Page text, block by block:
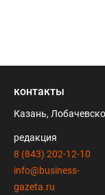
контакты
Казань,
редакция
8 (843) 202-12-10
info@business-
gazeta.ru